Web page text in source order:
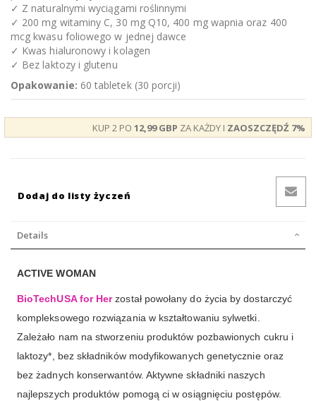
✓ Z naturalnymi wyciągami roślinnymi
✓ 200 mg witaminy C, 30 mg Q10, 400 mg wapnia oraz 400
mcg kwasu foliowego w jednej dawce
✓ Kwas hialuronowy i kolagen
✓ Bez laktozy i glutenu
Opakowanie: 60 tabletek (30 porcji)
KUP 2 PO 12,99 GBP ZA KAŻDY I ZAOSZCZĘDŹ 7%
Dodaj do listy życzeń
Details
ACTIVE WOMAN
BioTechUSA for Herzostał powołany do życia by dostarczyć
kompleksowego rozwiązania w kształtowaniu sylwetki.
Zależało nam na stworzeniu produktów pozbawionych cukru i
laktozy*, bez składników modyfikowanych genetycznie oraz
bez żadnych konserwantów. Aktywne składniki naszych
najlepszych produktów pomogą ci w osiągnięciu postępów.